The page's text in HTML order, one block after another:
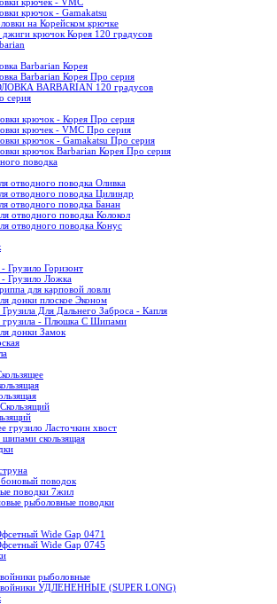
крючок - Gamakatsu
на Корейском крючке
крючок Корея 120 градусов
Barbarian Корея
Barbarian Корея Про серия
BARBARIAN 120 градусов
серия
крючок - Корея Про серия
крючек - VMC Про серия
крючок - Gamakatsu Про серия
крючок Barbarian Корея Про серия
поводка
отводного поводка Оливка
отводного поводка Цилиндр
отводного поводка Банан
отводного поводка Колокол
отводного поводка Конус
Грузило Горизонт
Грузило Ложка
для карповой ловли
донки плоское Эконом
Для Дальнего Заброса - Капля
грузила - Плюшка С Шипами
донки Замок
грузило Ласточкин хвост
скользящая
поводок
поводки 7жил
рыболовные поводки
Wide Gap 0471
Wide Gap 0745
рыболовные
УДЛЕНЕННЫЕ (SUPER LONG)